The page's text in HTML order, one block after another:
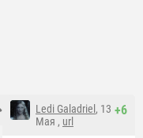
+6
Ledi Galadriel , 13
Мая , url